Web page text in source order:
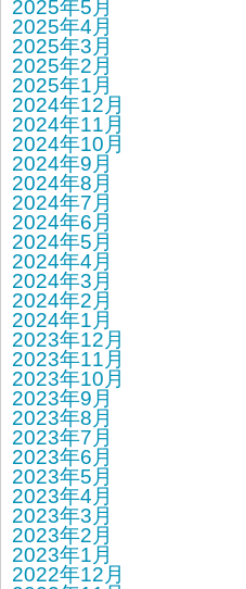
2025年5月
2025年4月
2025年3月
2025年2月
2025年1月
2024年12月
2024年11月
2024年10月
2024年9月
2024年8月
2024年7月
2024年6月
2024年5月
2024年4月
2024年3月
2024年2月
2024年1月
2023年12月
2023年11月
2023年10月
2023年9月
2023年8月
2023年7月
2023年6月
2023年5月
2023年4月
2023年3月
2023年2月
2023年1月
2022年12月